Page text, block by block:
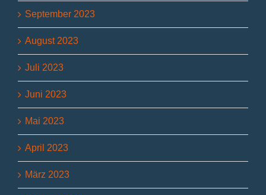
September 2023
August 2023
Juli 2023
Juni 2023
Mai 2023
April 2023
März 2023